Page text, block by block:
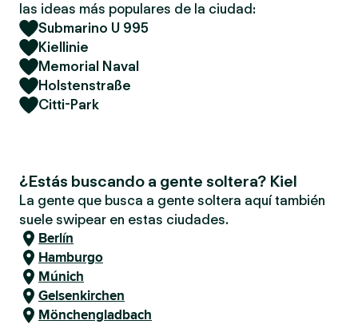
las ideas más populares de la ciudad:
Submarino U 995
Kiellinie
Memorial Naval
Holstenstraße
Citti-Park
¿Estás buscando a gente soltera? Kiel
La gente que busca a gente soltera aquí también
suele swipear en estas ciudades.
Berlín
Hamburgo
Múnich
Gelsenkirchen
Mönchengladbach